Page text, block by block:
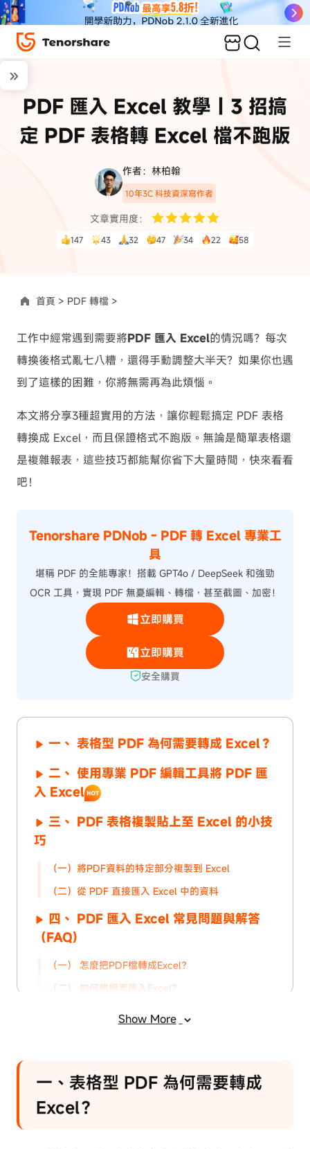
PDF 匯入 Excel 教學｜3 招搞
定 PDF 表格轉 Excel 檔不跑版
作者：林柏翰
10年3C 科技資深寫作者
文章實用度：
147 43 32 47 34 22 58
首頁 > PDF 轉檔 >
工作中經常遇到需要將PDF 匯入 Excel的情況嗎？每次
轉換後格式亂七八糟，還得手動調整大半天？如果你也遇
到了這樣的困難，你將無需再為此煩惱。
本文將分享3種超實用的方法，讓你輕鬆搞定 PDF 表格
轉換成 Excel，而且保證格式不跑版。無論是簡單表格還
是複雜報表，這些技巧都能幫你省下大量時間，快來看看
吧！
Tenorshare PDNob - PDF 轉 Excel 專業工
具
堪稱 PDF 的全能專家！搭載 GPT4o / DeepSeek 和強勁
OCR 工具，實現 PDF 無憂編輯、轉檔，甚至截圖、加密！
立即購買
立即購買
安全購買
一、 表格型 PDF 為何需要轉成 Excel？
二、 使用專業 PDF 編輯工具將 PDF 匯
入 Excel
三、 PDF 表格複製貼上至 Excel 的小技
巧
（一）將PDF資料的特定部分複製到 Excel
（二）從 PDF 直接匯入 Excel 中的資料
四、 PDF 匯入 Excel 常見問題與解答
（FAQ)
（一） 怎麼把PDF檔轉成Excel？
（二） 如何將檔案匯入Excel？
（三） Excel內嵌PDF無法開啟怎麼辦？
Show More
一、表格型 PDF 為何需要轉成
Excel？